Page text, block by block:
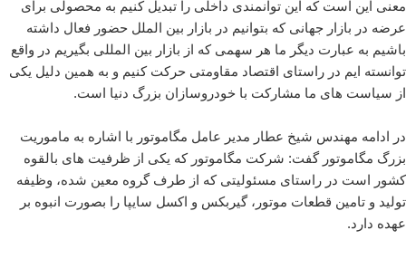
معنی این است که این توانمندی داخلی را تبدیل کنیم به محصولی برای
عرضه در بازار جهانی که بتوانیم در بازار بین الملل حضور فعال داشته
باشیم به عبارت دیگر ما هر سهمی که از بازار بین المللی بگیریم در واقع
توانسته ایم در راستای اقتصاد مقاومتی حرکت کنیم و به همین دلیل یکی
از سیاست های ما مشارکت با خودروسازان بزرگ دنیا است.
در ادامه مهندس شیخ عطار مدیر عامل مگاموتور با اشاره به ماموریت
بزرگ مگاموتور گفت: شرکت مگاموتور که یکی از ظرفیت های بالقوه
کشور است در راستای مسئولیتی که از طرف گروه معین شده، وظیفه
تولید و تامین قطعات موتور، گیربکس و اکسل سایپا را بصورت انبوه بر
عهده دارد.